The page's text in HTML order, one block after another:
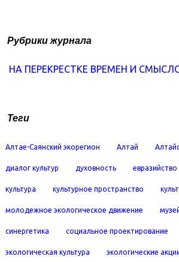
Рубрики журнала
НА ПЕРЕКРЕСТКЕ ВРЕМЕН И
Теги
Алтае-Саянский экорегион Алтай
диалог культур духовность евразийство
культура культурное пространство
молодежное экологическое движение
синергетика социальное проектирование
экологическая культура экологические